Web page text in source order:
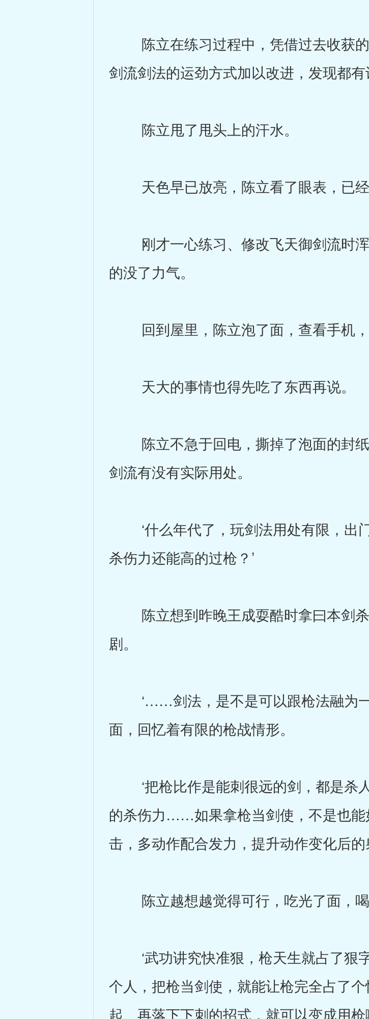
陈立在练习过程中，凭借过去收获的
剑流剑法的运劲方式加以改进，发现都有
陈立甩了甩头上的汗水。
天色早已放亮，陈立看了眼表，已经
刚才一心练习、修改飞天御剑流时浑
的没了力气。
回到屋里，陈立泡了面，查看手机，
天大的事情也得先吃了东西再说。
陈立不急于回电，撕掉了泡面的封纸
剑流有没有实际用处。
‘什么年代了，玩剑法用处有限，出
杀伤力还能高的过枪？’
陈立想到昨晚王成耍酷时拿曰本剑杀
剧。
‘……剑法，是不是可以跟枪法融为一
面，回忆着有限的枪战情形。
‘把枪比作是能刺很远的剑，都是杀
的杀伤力……如果拿枪当剑使，不是也能
击，多动作配合发力，提升动作变化后的
陈立越想越觉得可行，吃光了面，喝
‘武功讲究快准狠，枪天生就占了狠
个人，把枪当剑使，就能让枪完全占了
起、再落下下刺的招式，就可以变成用